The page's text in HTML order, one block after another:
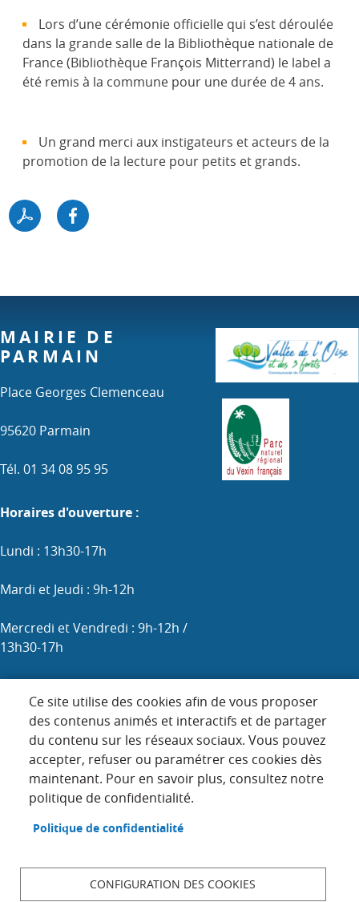
Lors d’une cérémonie officielle qui s’est déroulée
dans la grande salle de la Bibliothèque nationale de
France (Bibliothèque François Mitterrand) le label a
été remis à la commune pour une durée de 4 ans.
Un grand merci aux instigateurs et acteurs de la
promotion de la lecture pour petits et grands.
Ce site utilise des cookies afin de vous proposer
des contenus animés et interactifs et de partager
du contenu sur les réseaux sociaux. Vous pouvez
accepter, refuser ou paramétrer ces cookies dès
maintenant. Pour en savoir plus, consultez notre
politique de confidentialité.
Politique de confidentialité
CONFIGURATION DES COOKIES
MAIRIE DE
PARMAIN
Place Georges Clemenceau
95620 Parmain
Tél. 01 34 08 95 95
Horaires d'ouverture :
Lundi : 13h30-17h
Mardi et Jeudi : 9h-12h
Mercredi et Vendredi : 9h-12h /
13h30-17h
Menu
Pied
page
ACCUEIL
PLAN DU SITE
CONTACT
DONNÉES PERSONNELLES